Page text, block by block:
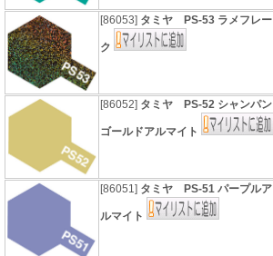
[86053] タミヤ PS-53 ラメフレー
ク
[86052] タミヤ PS-52 シャンパン
ゴールドアルマイト
[86051] タミヤ PS-51 パープルア
ルマイト